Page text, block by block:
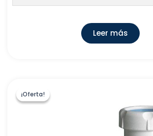
Leer más
¡Oferta!
¡Oferta!